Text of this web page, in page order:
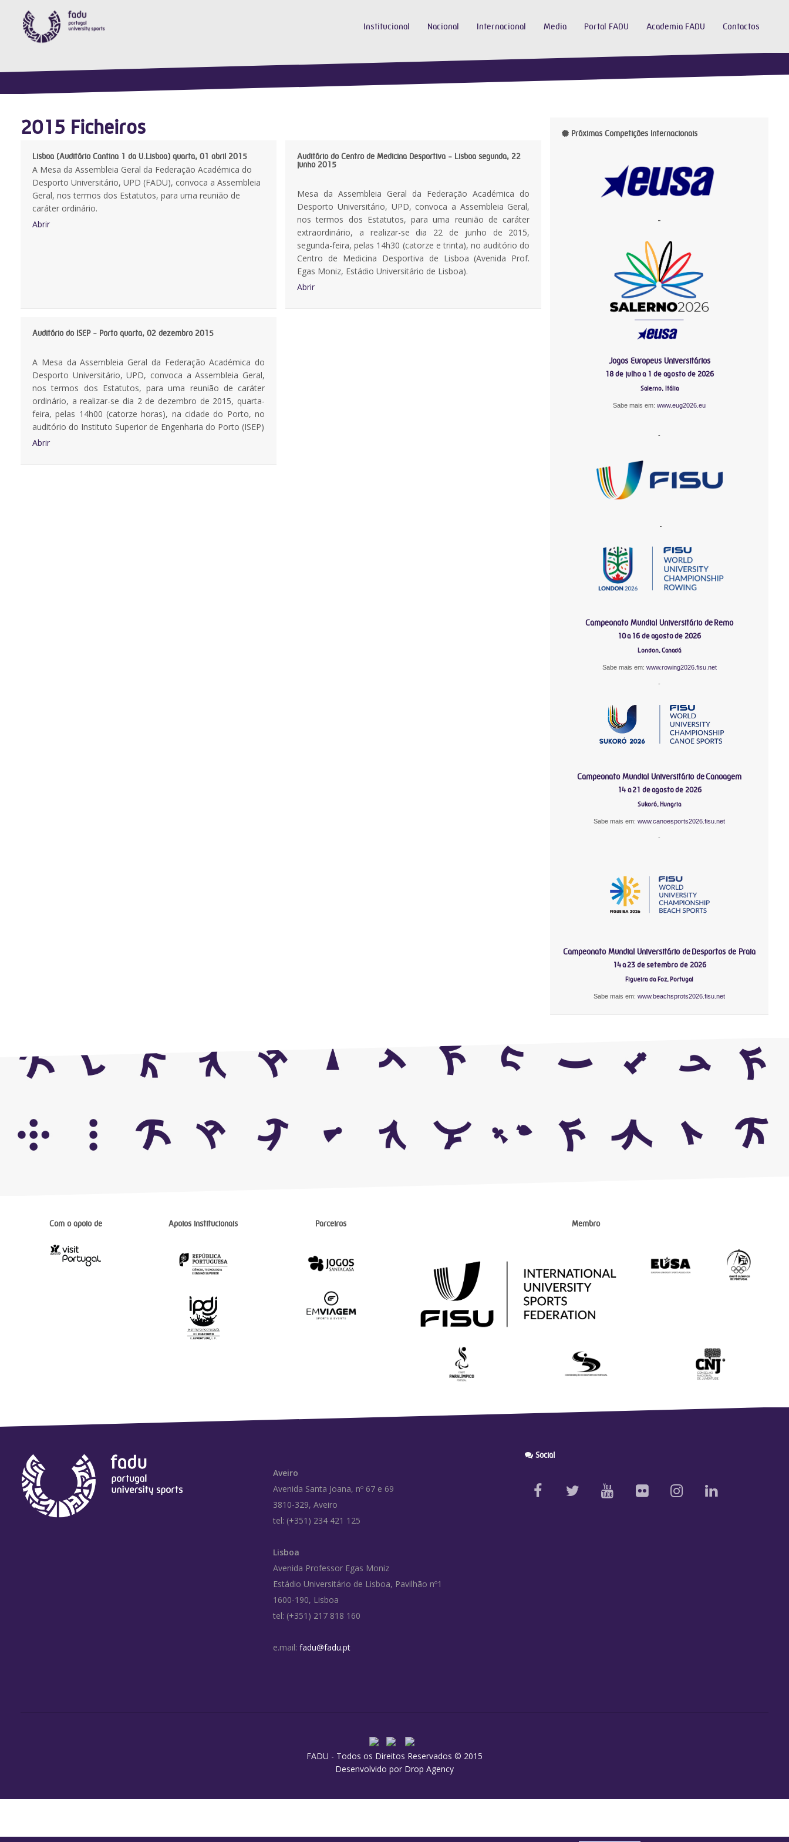
Institucional Nacional Internacional Media Portal FADU Academia FADU Contactos
2015 Ficheiros
Lisboa (Auditório Cantina 1 da U.Lisboa) quarta, 01 abril 2015
A Mesa da Assembleia Geral da Federação Académica do
Desporto Universitário, UPD (FADU), convoca a Assembleia
Geral, nos termos dos Estatutos, para uma reunião de
caráter ordinário.
Abrir
Auditório do Centro de Medicina Desportiva - Lisboa segunda, 22
junho 2015
Mesa da Assembleia Geral da Federação Académica do
Desporto Universitário, UPD, convoca a Assembleia Geral,
nos termos dos Estatutos, para uma reunião de caráter
extraordinário, a realizar-se dia 22 de junho de 2015,
segunda-feira, pelas 14h30 (catorze e trinta), no auditório do
Centro de Medicina Desportiva de Lisboa (Avenida Prof.
Egas Moniz, Estádio Universitário de Lisboa).
Abrir
Auditório do ISEP - Porto quarta, 02 dezembro 2015
A Mesa da Assembleia Geral da Federação Académica do
Desporto Universitário, UPD, convoca a Assembleia Geral,
nos termos dos Estatutos, para uma reunião de caráter
ordinário, a realizar-se dia 2 de dezembro de 2015, quarta-
feira, pelas 14h00 (catorze horas), na cidade do Porto, no
auditório do Instituto Superior de Engenharia do Porto (ISEP)
Abrir
Próximas Competições Internacionais
-
Jogos Europeus Universitários
18 de julho a 1 de agosto de 2026
Salerno, Itália
Sabe mais em:www.eug2026.eu
-
-
Campeonato Mundial Universitário de Remo
10 a 16 de agosto de 2026
London, Canadá
Sabe mais em: www.rowing2026.fisu.net
-
Campeonato Mundial Universitário de Canoagem
14 a 21 de agosto de 2026
Sukoró, Hungria
Sabe mais em:www.canoesports2026.fisu.net
-
Campeonato Mundial Universitário de Desportos de Praia
14 a 23 de setembro de 2026
Figueira da Foz, Portugal
Sabe mais em:www.beachsprots2026.fisu.net
Com o apoio de Apoios institucionais Parceiros Membro
Aveiro
Avenida Santa Joana, nº 67 e 69
3810-329, Aveiro
tel: (+351) 234 421 125
Lisboa
Avenida Professor Egas Moniz
Estádio Universitário de Lisboa, Pavilhão nº1
1600-190, Lisboa
tel: (+351) 217 818 160
e.mail: fadu@fadu.pt
Social
FADU - Todos os Direitos Reservados © 2015
Desenvolvido por Drop Agency